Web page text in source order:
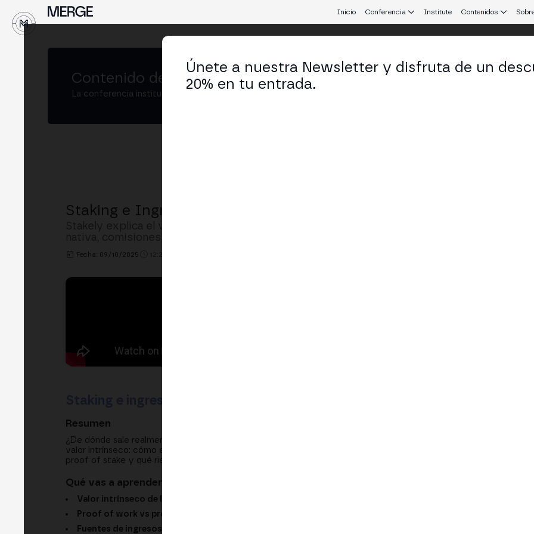
Inicio Conferencia Institute Contenidos
Contenido de MERGE Madrid 25
La conferencia institucional de cripto y Web3 que conecta Europa y Latinoamérica.
Staking e Ingresos Reales en Blockchain: de Dónde Viene el APR
Fecha: 09/10/2025
Resumen
¿De dónde sale realmente la rentabilidad en blockchain? En esta ponencia de MERGE Madrid, Stakely habla de
valor intrínseco: cómo el sector genera ingresos de forma sostenible a través del staking, cuáles son las fuentes
proof of stake y qué riesgos hay que vigilar antes de fiarse de un APR atractivo.
Qué vas a aprender
Valor intrínseco de la blockchain:
Proof of work vs proof of stake:
Fuentes de ingresos:
Únete a nuestra Newsletter y disfruta de un
20% en tu entrada.